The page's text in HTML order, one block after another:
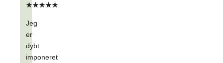
★★★★★
Jeg
er
dybt
imponeret